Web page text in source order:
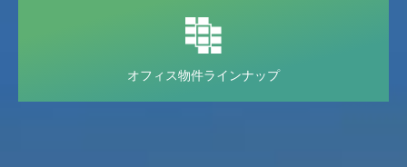
オフィス物件ラインナップ